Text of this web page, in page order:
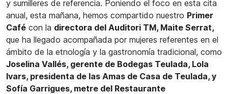
y sumilleres de referencia. Poniendo el foco en esta cita
anual, esta mañana, hemos compartido nuestro Primer
Café con la directora del Auditori TM, Maite Serrat,
que ha llegado acompañada por mujeres referentes en el
ámbito de la etnología y la gastronomía tradicional, como
Joselina Vallés, gerente de Bodegas Teulada, Lola
Ivars, presidenta de las Amas de Casa de Teulada, y
Sofía Garrigues, metre del Restaurante